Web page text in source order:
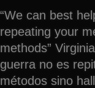
“We can best
repeating your
methods”
guerra no es
métodos sino